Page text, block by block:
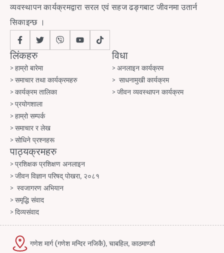
व्यवस्थापन कार्यक्रमद्वारा सरल एवं सहज ढङ्गबाट जीवनमा उतार्न
सिकाइन्छ ।
लिंकहरु
हाम्रो बारेमा
समाचार तथा कार्यक्रमहरु
कार्यक्रम तालिका
प्रयोगशाला
हाम्रो सम्पर्क
समाचार र लेख
सोधिने प्रश्नहरू
विधा
अनलाइन कार्यक्रम
साधनामुखी कार्यक्रम
जीवन व्यवस्थापन कार्यक्रम
पाठ्यक्रमहरु
प्रशिक्षक प्रशिक्षण अनलाइन
जीवन विज्ञान परिषद् पोखरा, २०८१
स्वजागरण अभियान
समृद्धि संवाद
दिव्यसंवाद
गणेश मार्ग (गणेश मन्दिर नजिकै), चाबहिल, काठमाण्डौ